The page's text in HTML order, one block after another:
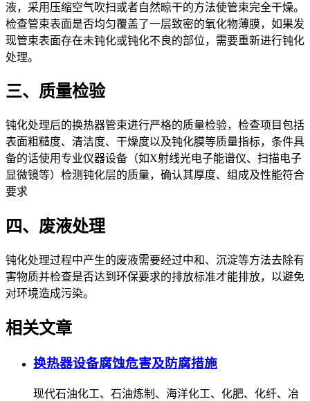
液，采用压缩空气吹扫或者自然晾干的方法使管束完全干燥。
检查管束表面是否均匀覆盖了一层致密的氧化物薄膜，如果发
现管束表面存在未钝化或钝化不良的部位，需要重新进行钝化
处理。
三、质量检验
钝化处理后的换热器管束进行严格的质量检验，检查项目包括
表面粗糙度、清洁度、干燥度以及钝化膜等质量指标，条件具
备的话使用专业仪器设备（如X射线光电子能谱仪、扫描电子
显微镜等）检测钝化层的质量，确认其厚度、组成及性能符合
要求
四、废液处理
钝化处理过程中产生的废液需要经过中和、沉淀等方法去除有
害物质并检查是否达到环保要求的排放标准才能排放，以避免
对环境造成污染。
相关文章
换热器设备腐蚀危害及防腐措施
现代石油化工、石油炼制、海洋化工、化肥、化纤、冶